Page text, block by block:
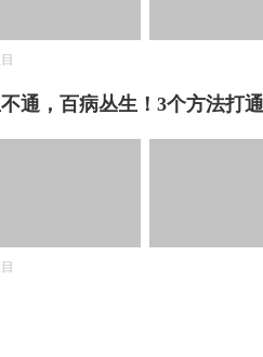
通，百病丛生！3个方法打